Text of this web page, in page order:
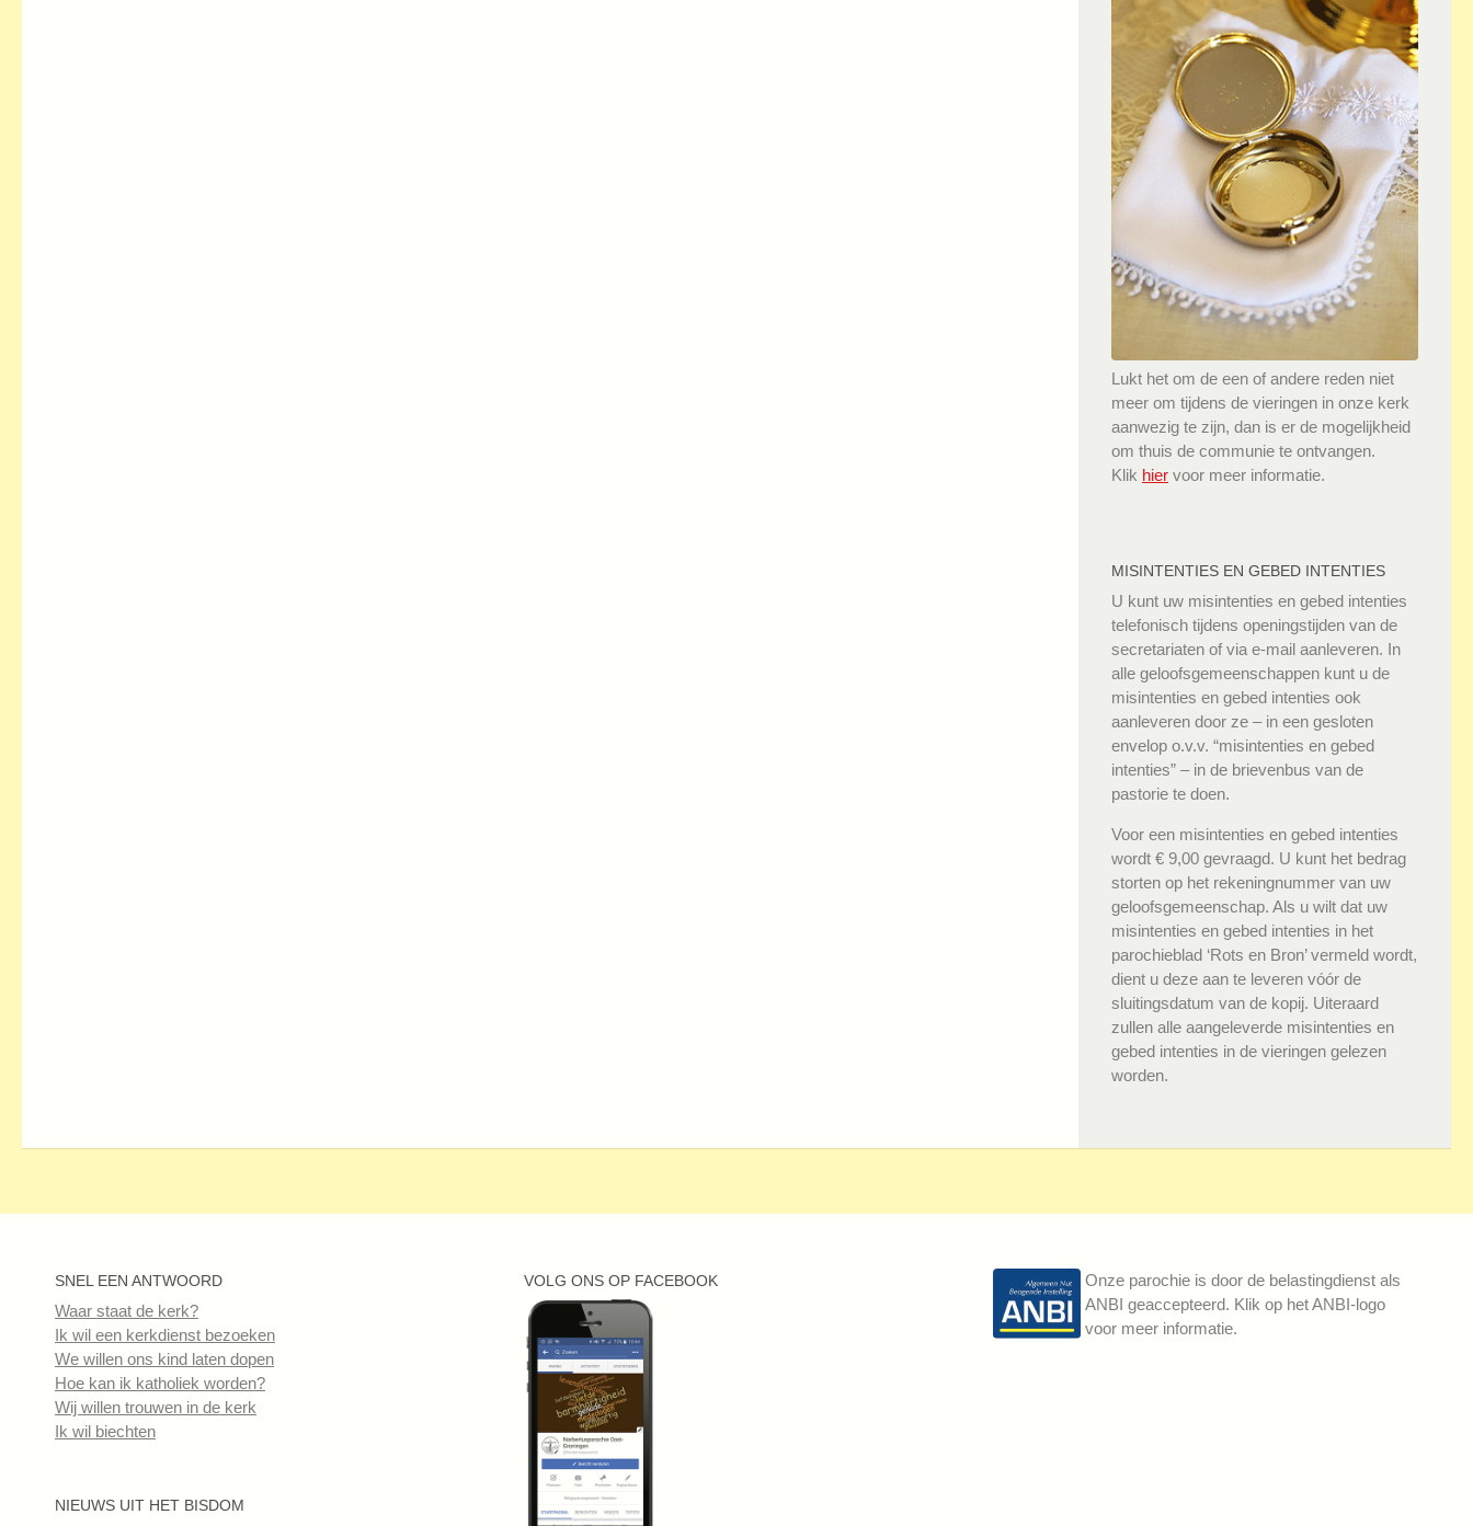
Lukt het om de een of andere reden niet
meer om tijdens de vieringen in onze kerk
aanwezig te zijn, dan is er de mogelijkheid
om thuis de communie te ontvangen.
Klik hier voor meer informatie.
MISINTENTIES EN GEBED INTENTIES
U kunt uw misintenties en gebed intenties
telefonisch tijdens openingstijden van de
secretariaten of via e-mail aanleveren. In
alle geloofsgemeenschappen kunt u de
misintenties en gebed intenties ook
aanleveren door ze – in een gesloten
envelop o.v.v. “misintenties en gebed
intenties” – in de brievenbus van de
pastorie te doen.
Voor een misintenties en gebed intenties
wordt € 9,00 gevraagd. U kunt het bedrag
storten op het rekeningnummer van uw
geloofsgemeenschap. Als u wilt dat uw
misintenties en gebed intenties in het
parochieblad ‘Rots en Bron’ vermeld wordt,
dient u deze aan te leveren vóór de
sluitingsdatum van de kopij. Uiteraard
zullen alle aangeleverde misintenties en
gebed intenties in de vieringen gelezen
worden.
SNEL EEN ANTWOORD
Waar staat de kerk?
Ik wil een kerkdienst bezoeken
We willen ons kind laten dopen
Hoe kan ik katholiek worden?
Wij willen trouwen in de kerk
Ik wil biechten
NIEUWS UIT HET BISDOM
VOLG ONS OP FACEBOOK
Onze parochie is door de belastingdienst als
ANBI geaccepteerd. Klik op het ANBI-logo
voor meer informatie.